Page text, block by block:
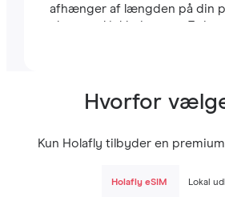
afhænger af længden på din
eksempel inkluderer en 7-
Hvorfor
Kun Holafly tilbyder en
Holafly eSIM Lokal